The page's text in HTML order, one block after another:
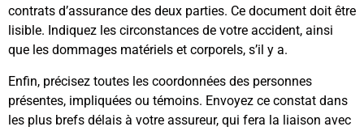
contrats d’assurance des deux parties. Ce document doit être
lisible. Indiquez les circonstances de votre accident, ainsi
que les dommages matériels et corporels, s’il y a.
Enfin, précisez toutes les coordonnées des personnes
présentes, impliquées ou témoins. Envoyez ce constat dans
les plus brefs délais à votre assureur, qui fera la liaison avec